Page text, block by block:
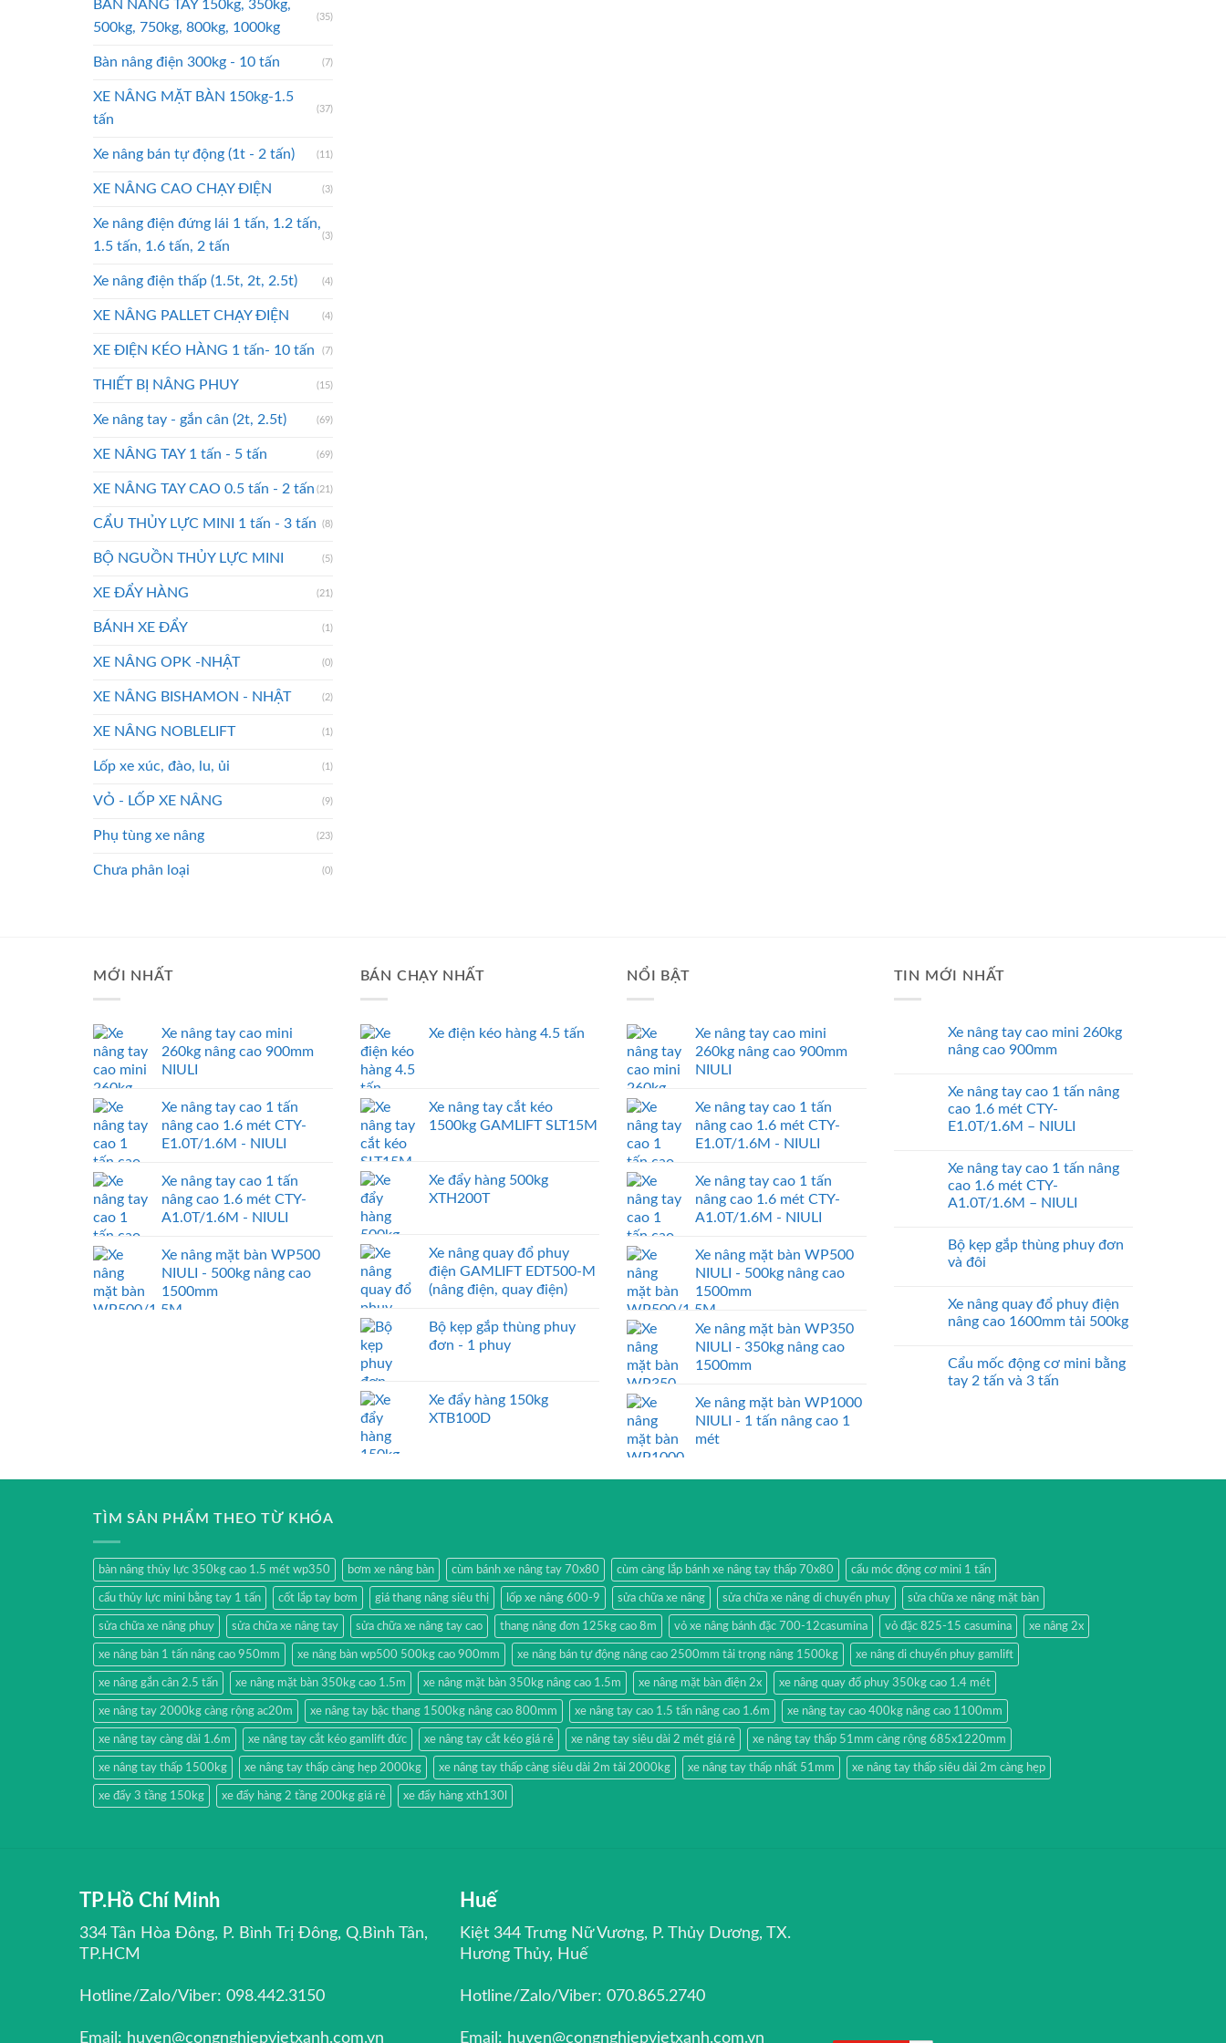
BÀN NÂNG TAY 150kg, 350kg,
500kg, 750kg, 800kg, 1000kg
(35)
Bàn nâng điện 300kg - 10 tấn (7)
XE NÂNG MẶT BÀN 150kg-1.5
tấn
(37)
Xe nâng bán tự động (1t - 2 tấn) (11)
XE NÂNG CAO CHẠY ĐIỆN (3)
Xe nâng điện đứng lái 1 tấn, 1.2 tấn,
1.5 tấn, 1.6 tấn, 2 tấn
(3)
Xe nâng điện thấp (1.5t, 2t, 2.5t) (4)
XE NÂNG PALLET CHẠY ĐIỆN (4)
XE ĐIỆN KÉO HÀNG 1 tấn- 10 tấn (7)
THIẾT BỊ NÂNG PHUY (15)
Xe nâng tay - gắn cân (2t, 2.5t) (69)
XE NÂNG TAY 1 tấn - 5 tấn (69)
XE NÂNG TAY CAO 0.5 tấn - 2 tấn (21)
CẨU THỦY LỰC MINI 1 tấn - 3 tấn (8)
BỘ NGUỒN THỦY LỰC MINI (5)
XE ĐẨY HÀNG (21)
BÁNH XE ĐẨY (1)
XE NÂNG OPK -NHẬT (0)
XE NÂNG BISHAMON - NHẬT (2)
XE NÂNG NOBLELIFT (1)
Lốp xe xúc, đào, lu, ủi (1)
VỎ - LỐP XE NÂNG (9)
Phụ tùng xe nâng (23)
Chưa phân loại (0)
MỚI NHẤT
Xe nâng tay cao mini
260kg nâng cao 900mm
NIULI
Xe nâng tay cao 1 tấn
nâng cao 1.6 mét CTY-
E1.0T/1.6M - NIULI
Xe nâng tay cao 1 tấn
nâng cao 1.6 mét CTY-
A1.0T/1.6M - NIULI
Xe nâng mặt bàn WP500
NIULI - 500kg nâng cao
1500mm
BÁN CHẠY NHẤT
Xe điện kéo hàng 4.5 tấn
Xe nâng tay cắt kéo
1500kg GAMLIFT SLT15M
Xe đẩy hàng 500kg
XTH200T
Xe nâng quay đổ phuy
điện GAMLIFT EDT500-M
(nâng điện, quay điện)
Bộ kẹp gắp thùng phuy
đơn - 1 phuy
Xe đẩy hàng 150kg
XTB100D
NỔI BẬT
Xe nâng tay cao mini
260kg nâng cao 900mm
NIULI
Xe nâng tay cao 1 tấn
nâng cao 1.6 mét CTY-
E1.0T/1.6M - NIULI
Xe nâng tay cao 1 tấn
nâng cao 1.6 mét CTY-
A1.0T/1.6M - NIULI
Xe nâng mặt bàn WP500
NIULI - 500kg nâng cao
1500mm
Xe nâng mặt bàn WP350
NIULI - 350kg nâng cao
1500mm
Xe nâng mặt bàn WP1000
NIULI - 1 tấn nâng cao 1
mét
TIN MỚI NHẤT
Xe nâng tay cao mini 260kg
nâng cao 900mm
Xe nâng tay cao 1 tấn nâng
cao 1.6 mét CTY-
E1.0T/1.6M – NIULI
Xe nâng tay cao 1 tấn nâng
cao 1.6 mét CTY-
A1.0T/1.6M – NIULI
Bộ kẹp gắp thùng phuy đơn
và đôi
Xe nâng quay đổ phuy điện
nâng cao 1600mm tải 500kg
Cẩu mốc động cơ mini bằng
tay 2 tấn và 3 tấn
TÌM SẢN PHẨM THEO TỪ KHÓA
bàn nâng thủy lực 350kg cao 1.5 mét wp350 bơm xe nâng bàn cùm bánh xe nâng tay 70x80 cùm càng lắp bánh xe nâng tay thấp 70x80 cẩu móc động cơ mini 1 tấn
cẩu thủy lực mini bằng tay 1 tấn cốt lắp tay bơm giá thang nâng siêu thị lốp xe nâng 600-9 sửa chữa xe nâng sửa chữa xe nâng di chuyển phuy sửa chữa xe nâng mặt bàn
sửa chữa xe nâng phuy sửa chữa xe nâng tay sửa chữa xe nâng tay cao thang nâng đơn 125kg cao 8m vỏ xe nâng bánh đặc 700-12casumina vỏ đặc 825-15 casumina xe nâng 2x
xe nâng bàn 1 tấn nâng cao 950mm xe nâng bàn wp500 500kg cao 900mm xe nâng bán tự động nâng cao 2500mm tải trọng nâng 1500kg xe nâng di chuyển phuy gamlift
xe nâng gắn cân 2.5 tấn xe nâng mặt bàn 350kg cao 1.5m xe nâng mặt bàn 350kg nâng cao 1.5m xe nâng mặt bàn điện 2x xe nâng quay đổ phuy 350kg cao 1.4 mét
xe nâng tay 2000kg càng rộng ac20m xe nâng tay bậc thang 1500kg nâng cao 800mm xe nâng tay cao 1.5 tấn nâng cao 1.6m xe nâng tay cao 400kg nâng cao 1100mm
xe nâng tay càng dài 1.6m xe nâng tay cắt kéo gamlift đức xe nâng tay cắt kéo giá rẻ xe nâng tay siêu dài 2 mét giá rẻ xe nâng tay thấp 51mm càng rộng 685x1220mm
xe nâng tay thấp 1500kg xe nâng tay thấp càng hẹp 2000kg xe nâng tay thấp càng siêu dài 2m tải 2000kg xe nâng tay thấp nhất 51mm xe nâng tay thấp siêu dài 2m càng hẹp
xe đẩy 3 tầng 150kg xe đẩy hàng 2 tầng 200kg giá rẻ xe đẩy hàng xth130l
TP.Hồ Chí Minh
334 Tân Hòa Đông, P. Bình Trị Đông, Q.Bình Tân,
TP.HCM
Hotline/Zalo/Viber: 098.442.3150
Email: huyen@congnghiepvietxanh.com.vn
Huế
Kiệt 344 Trưng Nữ Vương, P. Thủy Dương, TX.
Hương Thủy, Huế
Hotline/Zalo/Viber: 070.865.2740
Email: huyen@congnghiepvietxanh.com.vn